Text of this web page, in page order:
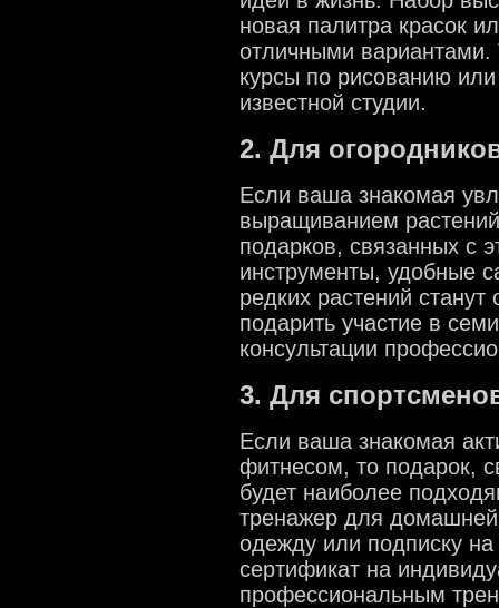
новая палитра красок
отличными
курсы по рисованию
известной студии.
2. Для
Если ваша знакомая
выращиванием
подарков, связанных с
инструменты, удобные
редких растений
подарить участие в
консультации
3. Для
Если ваша знакомая
фитнесом, то подарок,
будет наиболее
тренажер для домашней
одежду или подписку
сертификат на
профессиональным